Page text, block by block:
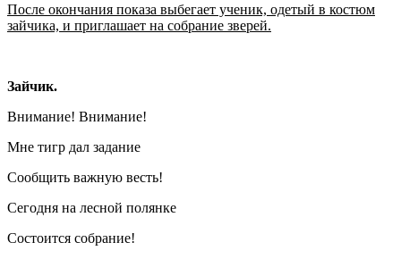
После окончания показа выбегает ученик, одетый в костюм
зайчика, и приглашает на собрание зверей.
Зайчик.
Внимание! Внимание!
Мне тигр дал задание
Сообщить важную весть!
Сегодня на лесной полянке
Состоится собрание!